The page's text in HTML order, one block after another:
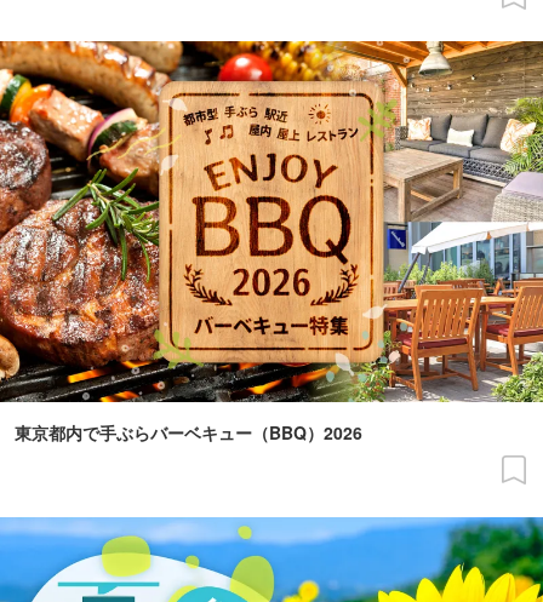
東京都内で手ぶらバーベキュー（BBQ）2026